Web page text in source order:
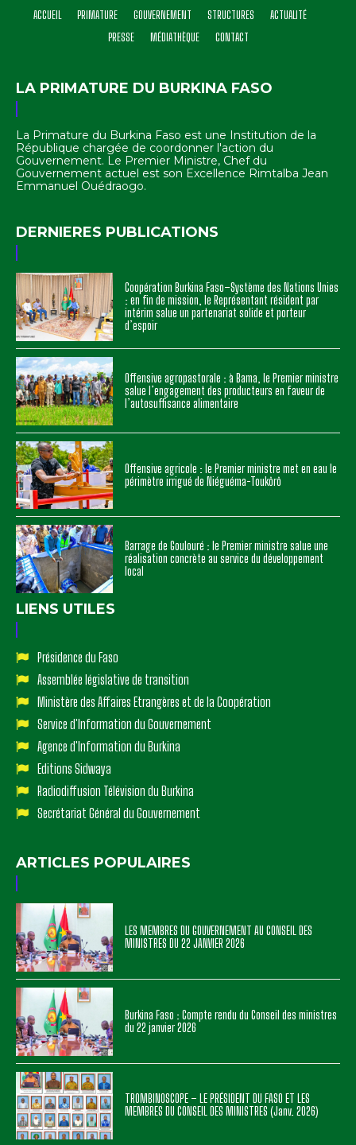
ACCUEIL PRIMATURE GOUVERNEMENT STRUCTURES
ACTUALITÉ
PRESSE
MÉDIATHÈQUE CONTACT
LA PRIMATURE DU BURKINA FASO
La Primature du Burkina Faso est une Institution de la
République chargée de coordonner l'action du
Gouvernement. Le Premier Ministre, Chef du
Gouvernement actuel est son Excellence Rimtalba Jean
Emmanuel Ouédraogo.
DERNIERES PUBLICATIONS
Coopération Burkina Faso–Système des Nations Unies
: en fin de mission, le Représentant résident par
intérim salue un partenariat solide et porteur
d’espoir
Offensive agropastorale : à Bama, le Premier ministre
salue l’engagement des producteurs en faveur de
l’autosuffisance alimentaire
Offensive agricole : le Premier ministre met en eau le
périmètre irrigué de Niéguéma-Toukôrô
Barrage de Goulouré : le Premier ministre salue une
réalisation concrète au service du développement
local
LIENS UTILES
Présidence du Faso
Assemblée législative de transition
Ministère des Affaires Etrangères et de la Coopération
Service d'Information du Gouvernement
Agence d'Information du Burkina
Editions Sidwaya
Radiodiffusion Télévision du Burkina
Secrétariat Général du Gouvernement
ARTICLES POPULAIRES
LES MEMBRES DU GOUVERNEMENT AU CONSEIL DES
MINISTRES DU 22 JANVIER 2026
Burkina Faso : Compte rendu du Conseil des ministres
du 22 janvier 2026
TROMBINOSCOPE – LE PRÉSIDENT DU FASO ET LES
MEMBRES DU CONSEIL DES MINISTRES (Janv. 2026)